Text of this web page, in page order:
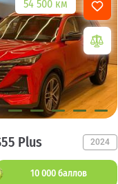
54 500 км
Plus 2024
10 000 баллов